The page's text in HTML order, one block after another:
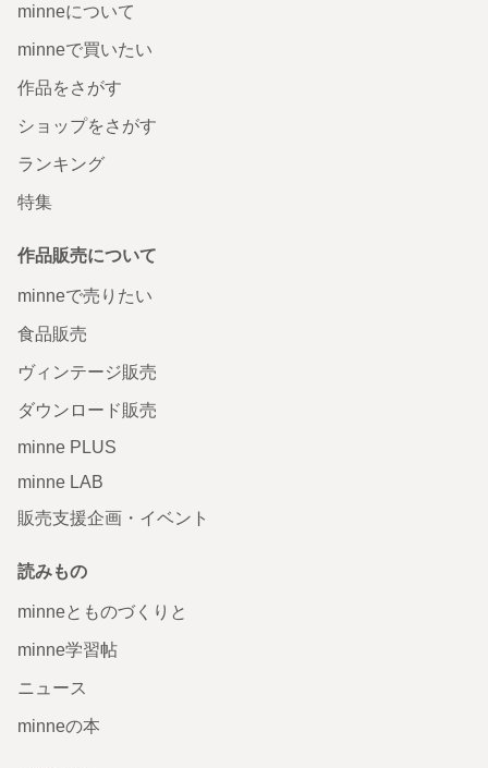
minneについて
minneで買いたい
作品をさがす
ショップをさがす
ランキング
特集
作品販売について
minneで売りたい
食品販売
ヴィンテージ販売
ダウンロード販売
minne PLUS
minne LAB
販売支援企画・イベント
読みもの
minneとものづくりと
minne学習帖
ニュース
minneの本